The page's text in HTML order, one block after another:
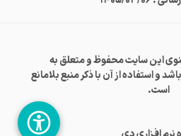
این سایت محفوظ و متعلق به
و استفاده از آن با ذکر منبع بلامانع
است.